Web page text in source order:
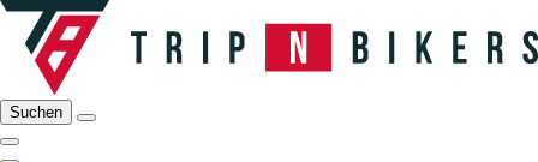
Suchen